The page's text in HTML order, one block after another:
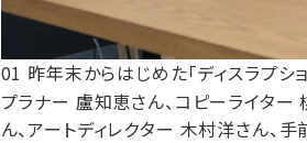
01 昨年末からはじめた「ディスラプシ
プラナー 盧知恵さん、コピーライター
ん、アートディレクター 木村洋さん、